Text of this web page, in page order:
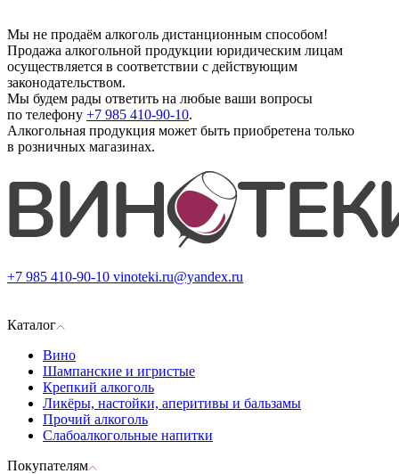
Мы не продаём алкоголь дистанционным способом!
Продажа алкогольной продукции юридическим лицам
осуществляется в соответствии с действующим
законодательством.
Мы будем рады ответить на любые ваши вопросы
по телефону +7 985 410-90-10.
Алкогольная продукция может быть приобретена только
в розничных магазинах.
+7 985 410-90-10 vinoteki.ru@yandex.ru
Каталог
Вино
Шампанские и игристые
Крепкий алкоголь
Ликёры, настойки, аперитивы и бальзамы
Прочий алкоголь
Слабоалкогольные напитки
Покупателям